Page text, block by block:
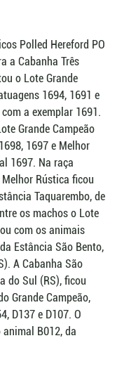
Polled Hereford PO
a Cabanha Três
o Lote Grande
1694, 1691 e
a exemplar 1691.
Grande Campeão
1697 e Melhor
1697. Na raça
Rústica ficou
Taquarembo, de
os machos o Lote
com os animais
Estância São Bento,
A Cabanha São
do Sul (RS), ficou
Grande Campeão,
D137 e D107. O
B012, da